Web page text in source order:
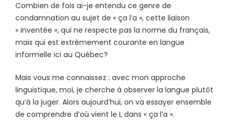
Combien de fois ai-je entendu ce genre de
condamnation au sujet de « ça l’a », cette liaison
« inventée », qui ne respecte pas la norme du français,
mais qui est extrêmement courante en langue
informelle ici au Québec?
Mais vous me connaissez : avec mon approche
linguistique, moi, je cherche à observer la langue plutôt
qu’à la juger. Alors aujourd’hui, on va essayer ensemble
de comprendre d’où vient le L dans « ça l’a ».